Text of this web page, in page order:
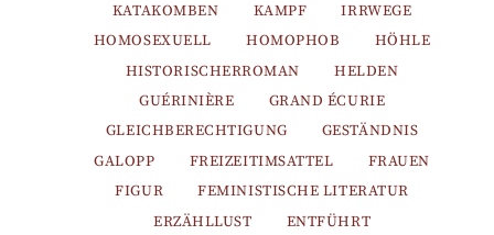
KATAKOMBEN
KAMPF
IRRWEGE
HOMOSEXUELL
HOMOPHOB
HÖHLE
HISTORISCHERROMAN
HELDEN
GUÉRINIÈRE
GRAND ÉCURIE
GLEICHBERECHTIGUNG
GESTÄNDNIS
GALOPP
FREIZEITIMSATTEL
FRAUEN
FIGUR
FEMINISTISCHE LITERATUR
ERZÄHLLUST
ENTFÜHRT